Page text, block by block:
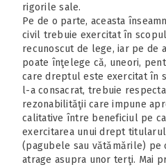
rigorile sale.
Pe de o parte, aceasta
civil trebuie exercitat în
recunoscut de lege, iar pe de
poate înţelege că, uneori,
care dreptul este exercitat în
l-a consacrat, trebuie
rezonabilităţii care impune
calitative între beneficiul pe
exercitarea unui drept
(pagubele sau vătămările) pe
atrage asupra unor terţi. Mai